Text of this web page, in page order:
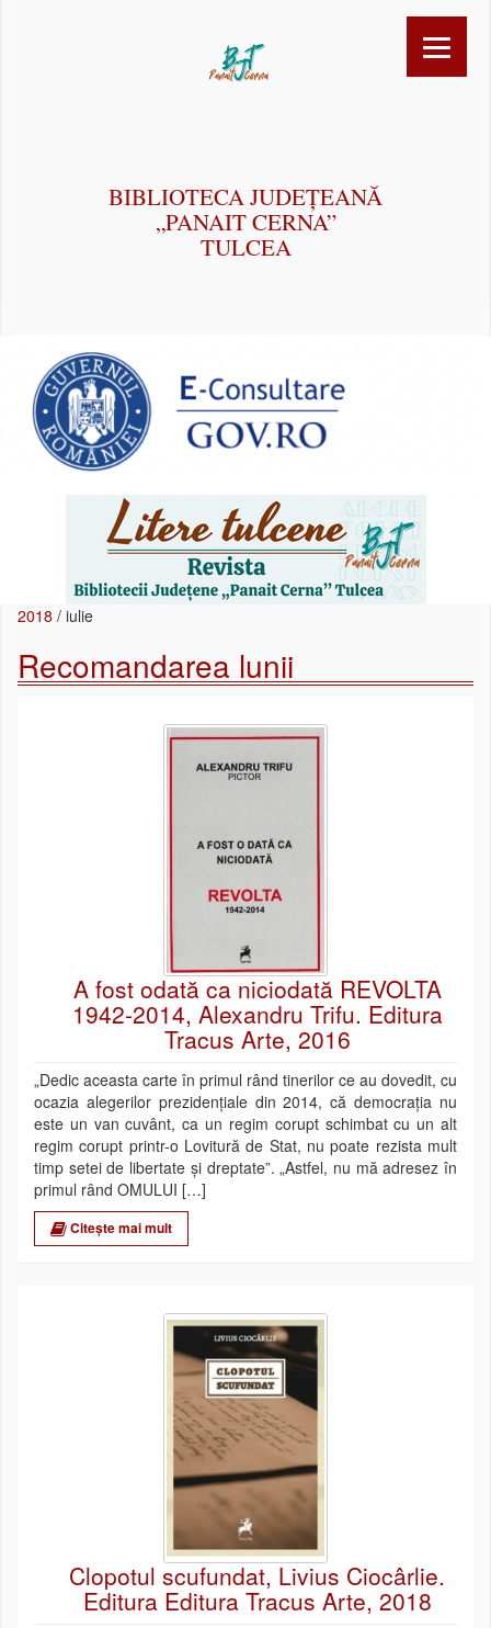
BIBLIOTECA JUDEȚEANĂ
„PANAIT CERNA”
TULCEA
2018 / iulie
Recomandarea lunii
A fost odată ca niciodată REVOLTA
1942-2014, Alexandru Trifu. Editura
Tracus Arte, 2016
„Dedic aceasta carte în primul rând tinerilor ce au dovedit, cu
ocazia alegerilor prezidențiale din 2014, că democrația nu
este un van cuvânt, ca un regim corupt schimbat cu un alt
regim corupt printr-o Lovitură de Stat, nu poate rezista mult
timp setei de libertate și dreptate”. „Astfel, nu mă adresez în
primul rând OMULUI […]
Citește mai mult
Clopotul scufundat, Livius Ciocârlie.
Editura Editura Tracus Arte, 2018